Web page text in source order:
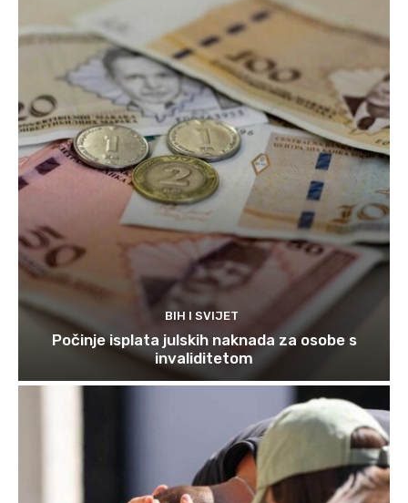
BIH I SVIJET
Počinje isplata julskih naknada za osobe s
invaliditetom